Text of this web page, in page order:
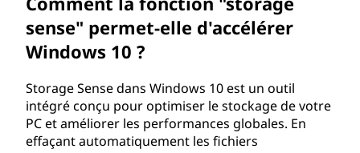
sense" permet-elle d'accélérer
Windows 10 ?
Storage Sense dans Windows 10 est un outil
intégré conçu pour optimiser le stockage de votre
PC et améliorer les performances globales. En
effaçant automatiquement les fichiers